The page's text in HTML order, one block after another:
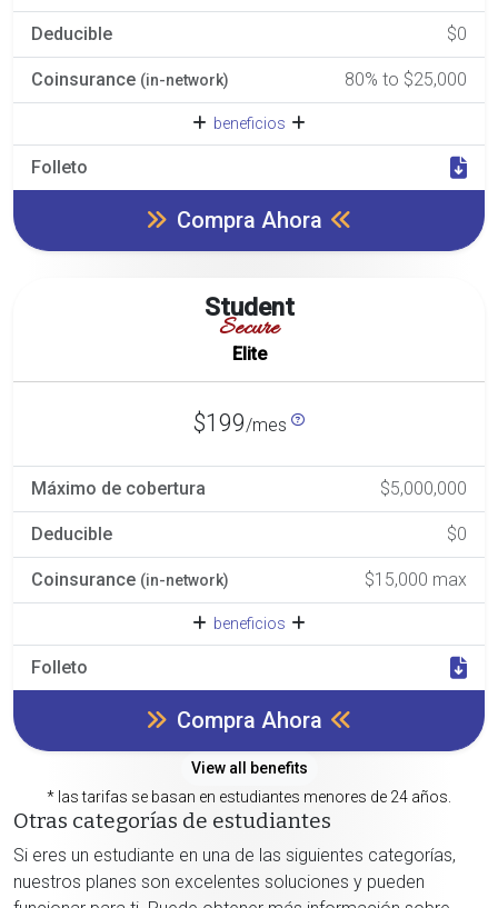
Deducible $0
Coinsurance (in-network) 80% to $25,000
beneficios
Folleto
Compra Ahora
Student
Secure
Elite
$199/mes
Máximo de cobertura $5,000,000
Deducible $0
Coinsurance (in-network) $15,000 max
beneficios
Folleto
Compra Ahora
View all benefits
* las tarifas se basan en estudiantes menores de 24 años.
Otras categorías de estudiantes
Si eres un estudiante en una de las siguientes categorías,
nuestros planes son excelentes soluciones y pueden